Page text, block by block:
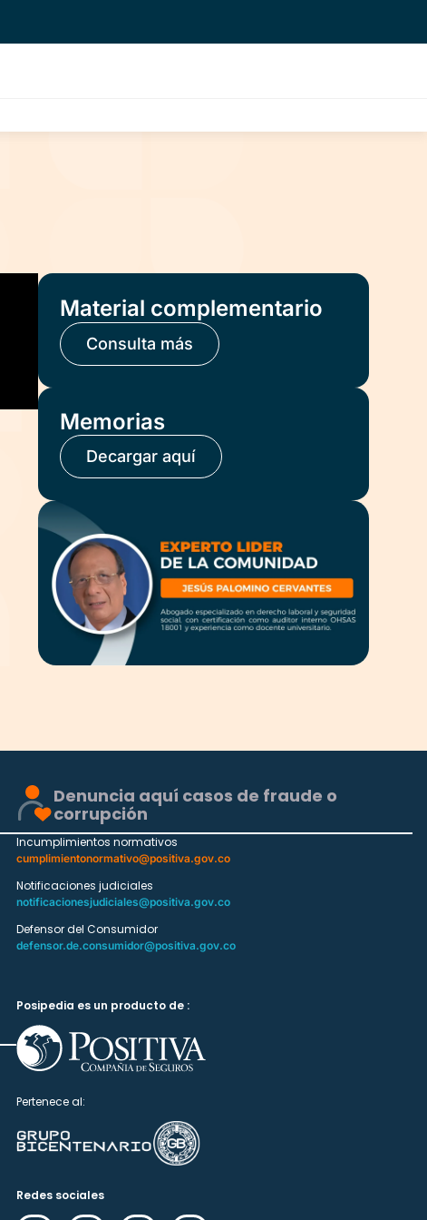
Material complementario
Consulta más
Memorias
Decargar aquí
Denuncia aquí casos de fraude o
corrupción
Incumplimientos normativos
cumplimientonormativo@positiva.gov.co
Notificaciones judiciales
notificacionesjudiciales@positiva.gov.co
Defensor del Consumidor
defensor.de.consumidor@positiva.gov.co
Posipedia es un producto de :
Pertenece al:
Redes sociales